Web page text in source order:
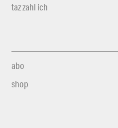
taz zahl ich
abo
shop